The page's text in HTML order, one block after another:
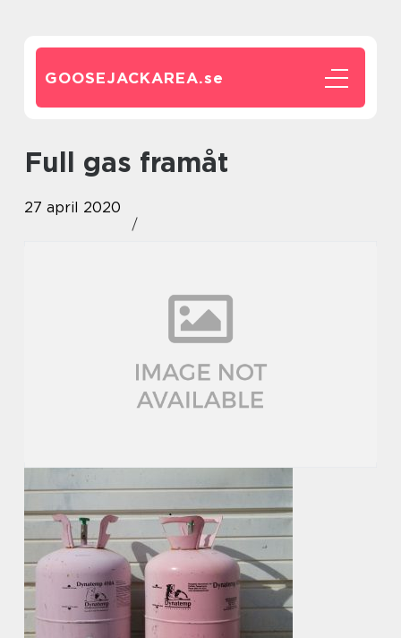
GOOSEJACKAREA.se
Full gas framåt
27 april 2020